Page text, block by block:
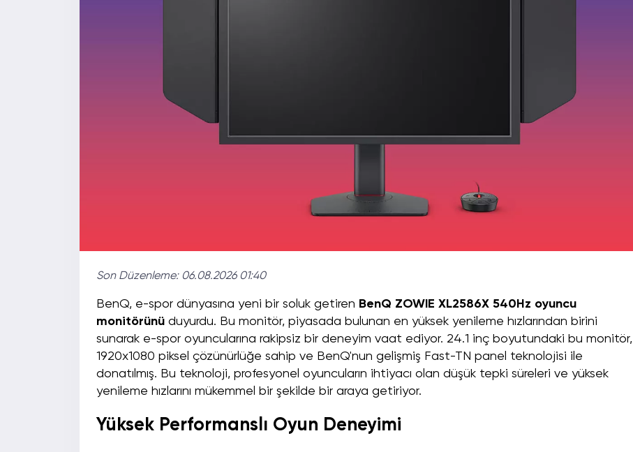
Son Düzenleme: 06.08.2026 01:40
BenQ, e-spor dünyasına yeni bir soluk getiren BenQ ZOWIE XL2586X 540Hz oyuncu
monitörünü duyurdu. Bu monitör, piyasada bulunan en yüksek yenileme hızlarından birini
sunarak e-spor oyuncularına rakipsiz bir deneyim vaat ediyor. 24.1 inç boyutundaki bu monitör,
1920x1080 piksel çözünürlüğe sahip ve BenQ'nun gelişmiş Fast-TN panel teknolojisi ile
donatılmış. Bu teknoloji, profesyonel oyuncuların ihtiyacı olan düşük tepki süreleri ve yüksek
yenileme hızlarını mükemmel bir şekilde bir araya getiriyor.
Yüksek Performanslı Oyun Deneyimi